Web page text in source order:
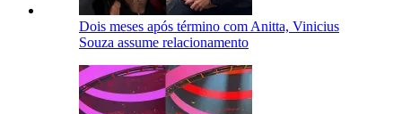
Dois meses após término com Anitta, Vinicius
Souza assume relacionamento